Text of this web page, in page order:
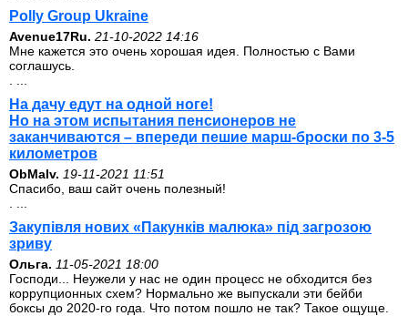
Polly Group Ukraine
Avenue17Ru. 21-10-2022 14:16
Мне кажется это очень хорошая идея. Полностью с Вами
соглашусь.
На дачу едут на одной ноге!
Но на этом испытания пенсионеров не
заканчиваются – впереди пешие марш-броски по 3-5
километров
ОbMalv. 19-11-2021 11:51
Спасибо, ваш сайт очень полезный!
Закупівля нових «Пакунків малюка» під загрозою
зриву
Ольга. 11-05-2021 18:00
Господи... Неужели у нас не один процесс не обходится без
коррупционных схем? Нормально же выпускали эти бейби
боксы до 2020-го года. Что потом пошло не так? Такое ощуще.